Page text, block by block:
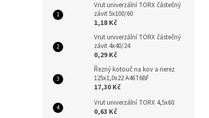
Vrut univerzální TORX částečný
závit 5x100/60
1,18 Kč
Vrut univerzální TORX částečný
závit 4x40/24
0,29 Kč
Řezný kotouč na kov a nerez
125x1,0x22 A46T6BF
17,30 Kč
Vrut univerzální TORX 4,5x60
0,63 Kč